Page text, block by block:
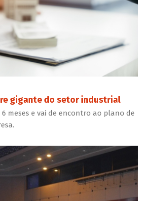
gigante do setor industrial
meses e vai de encontro ao plano de